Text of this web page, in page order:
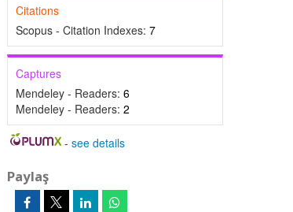
Citations
Scopus - Citation Indexes: 7
Captures
Mendeley - Readers: 6
Mendeley - Readers: 2
-see details
Paylaş